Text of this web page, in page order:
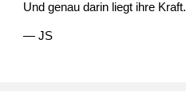
Und genau darin liegt ihre Kraft.
— JS